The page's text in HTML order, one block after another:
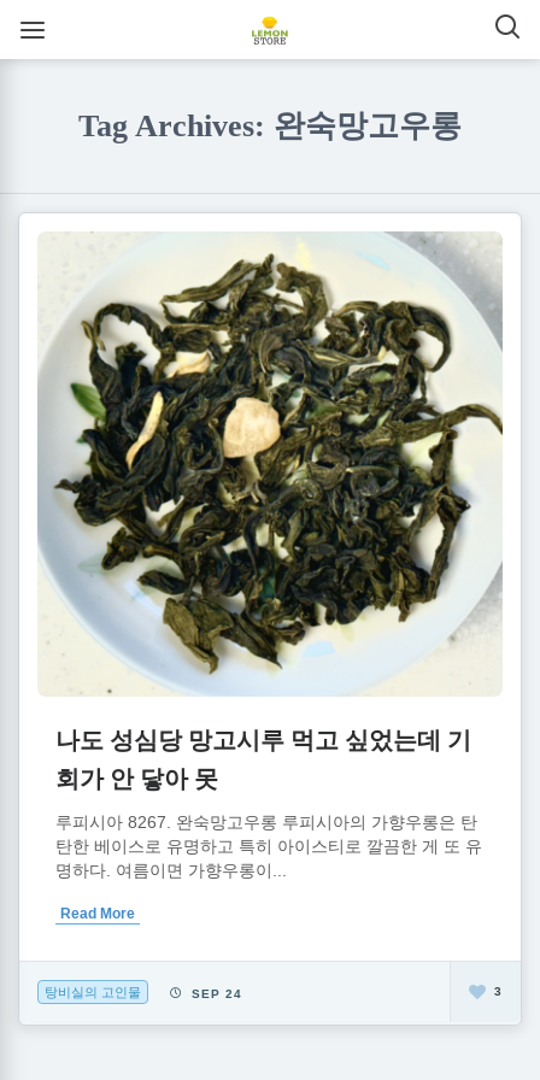
Tag Archives: 완숙망고우롱
나도 성심당 망고시루 먹고 싶었는데 기
회가 안 닿아 못
루피시아 8267. 완숙망고우롱 루피시아의 가향우롱은 탄
탄한 베이스로 유명하고 특히 아이스티로 깔끔한 게 또 유
명하다. 여름이면 가향우롱이...
Read More
탕비실의 고인물 SEP 24 3